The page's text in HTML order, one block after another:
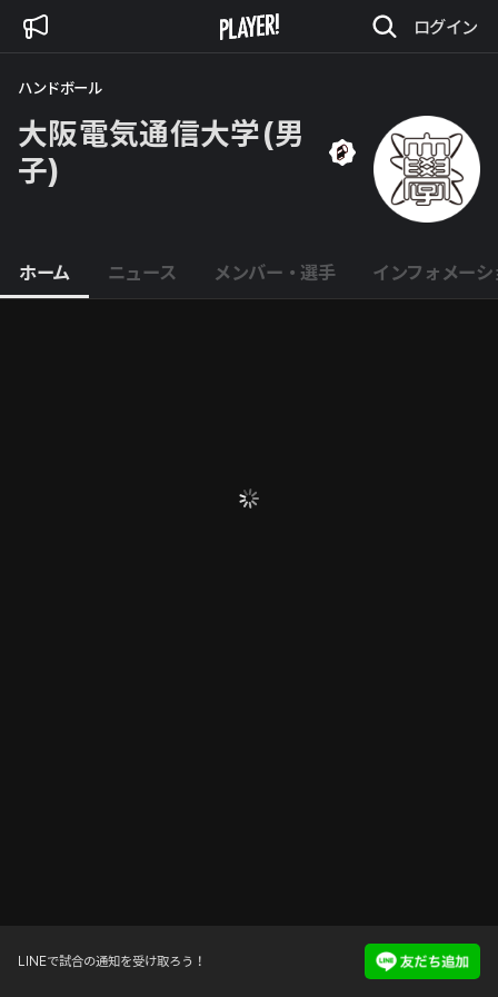
ログイン
ハンドボール
大阪電気通信大学(男
子)
ホーム ニュース メンバー・選手 インフォメーシ
LINEで試合の通知を受け取ろう！